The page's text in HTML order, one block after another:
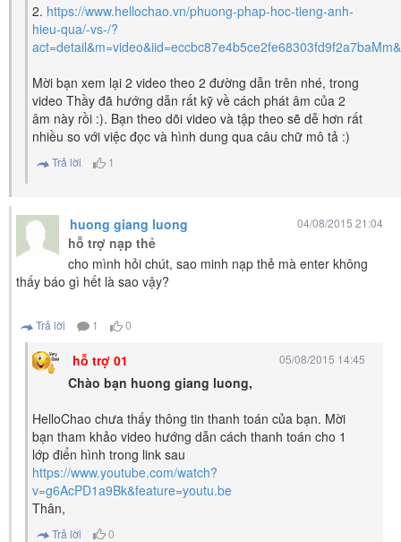
2. https://www.hellochao.vn/phuong-phap-hoc-tieng-anh-
hieu-qua/-vs-/?
Mời bạn xem lại 2 video theo 2 đường dẫn trên nhé, trong
video Thầy đã hướng dẫn rất kỹ về cách phát âm của 2
âm này rồi :). Bạn theo dõi video và tập theo sẽ dễ hơn rất
nhiều so với việc đọc và hình dung qua câu chữ mô tả :)
Trả lời 1
huong giang luong 04/08/2015 21:04
hỗ trợ nạp thẻ
cho mình hỏi chút, sao minh nạp thẻ mà enter không
thấy báo gì hết là sao vậy?
Trả lời 1 0
hỗ trợ 01 05/08/2015 14:45
Chào bạn huong giang luong,
HelloChao chưa thấy thông tin thanh toán của bạn. Mời
bạn tham khảo video hướng dẫn cách thanh toán cho 1
lớp điển hình trong link sau
https://www.youtube.com/watch?
v=g6AcPD1a9Bk&feature=youtu.be
Thân,
Trả lời 0